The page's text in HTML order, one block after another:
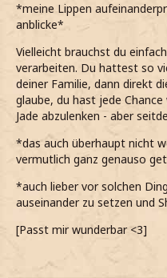
*meine Lippen
anblicke*
Vielleicht brauchst du
verarbeiten. Du hattest so
deiner Familie, dann direkt
glaube, du hast jede
Jade abzulenken - aber
*das auch überhaupt nicht
vermutlich ganz genauso
*auch lieber vor solchen
auseinander zu setzen und
[Passt mir wunderbar <3]